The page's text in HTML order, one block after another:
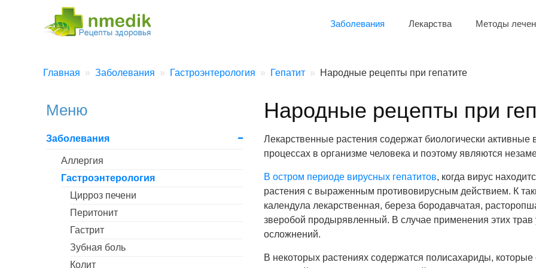
Заболевания Лекарства Методы
Главная Заболевания Гастроэнтерология Гепатит Народные рецепты при гепатите
Народные рецепты при
Лекарственные растения содержат биологически
процессах в организме человека и поэтому являются
В остром периоде вирусных гепатитов, когда вирус
растения с выраженным противовирусным действием. К
календула лекарственная, береза бородавчатая,
зверобой продырявленный. В случае применения этих трав
осложнений.
В некоторых растениях содержатся полисахариды,
Меню
Заболевания
Аллергия
Гастроэнтерология
Цирроз печени
Перитонит
Гастрит
Зубная боль
Колит